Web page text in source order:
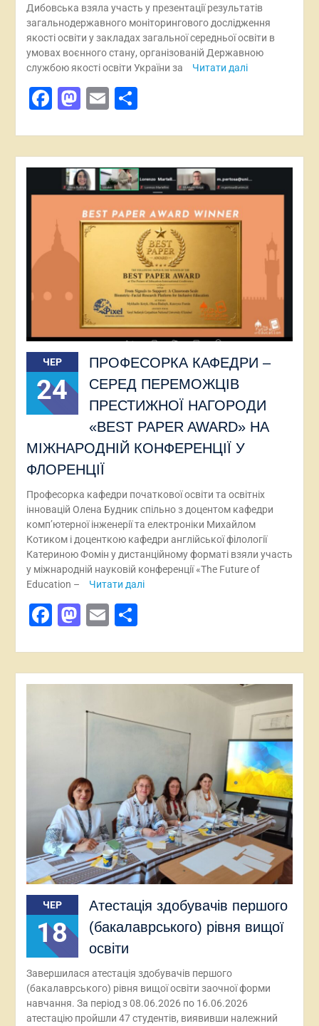
Дибовська взяла участь у презентації результатів
загальнодержавного моніторингового дослідження
якості освіти у закладах загальної середньої освіти в
умовах воєнного стану, організованій Державною
службою якості освіти України за
Читати далі
Facebook
Mastodon
EmailПоділитися
ЧЕР
24
ПРОФЕСОРКА КАФЕДРИ –
СЕРЕД ПЕРЕМОЖЦІВ
ПРЕСТИЖНОЇ НАГОРОДИ
«BEST PAPER AWARD» НА
МІЖНАРОДНІЙ КОНФЕРЕНЦІЇ У
ФЛОРЕНЦІЇ
Професорка кафедри початкової освіти та освітніх
інновацій Олена Будник спільно з доцентом кафедри
комп’ютерної інженерії та електроніки Михайлом
Котиком і доценткою кафедри англійської філології
Катериною Фомін у дистанційному форматі взяли участь
у міжнародній науковій конференції «The Future of
Education –
Читати далі
Facebook
Mastodon
EmailПоділитися
ЧЕР
18
Атестація здобувачів першого
(бакалаврського) рівня вищої
освіти
Завершилася атестація здобувачів першого
(бакалаврського) рівня вищої освіти заочної форми
навчання. За період з 08.06.2026 по 16.06.2026
атестацію пройшли 47 студентів, виявивши належний